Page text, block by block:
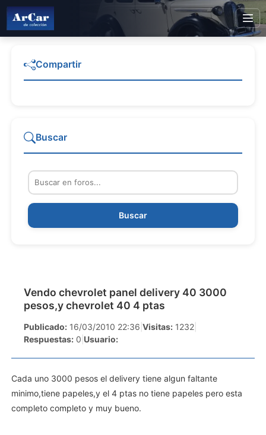
Vendo chevrolet panel delivery 40 3000
pesos,y chevrolet 40 4 ptas
Publicado: 16/03/2010 22:36 Visitas: 1232
Respuestas: 0 Usuario:
Cada uno 3000 pesos el delivery tiene algun faltante
minimo,tiene papeles,y el 4 ptas no tiene papeles pero esta
completo completo y muy bueno.
Compartir
Buscar
Buscar